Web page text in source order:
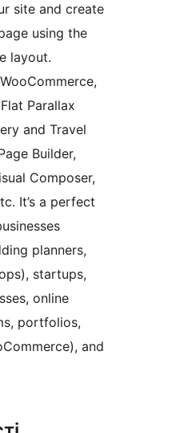
site and create
using the
layout.
Parallax
and Travel
Builder,
Composer,
It’s a perfect
planners,
startups,
online
portfolios,
and